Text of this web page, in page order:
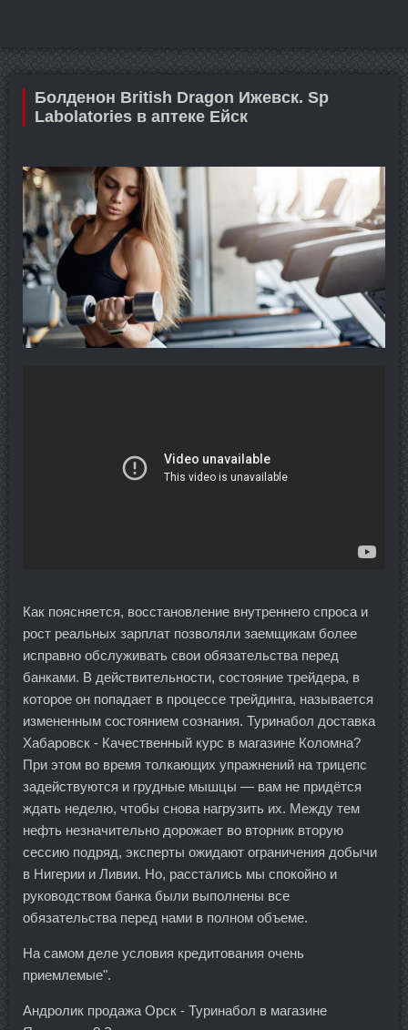
Болденон British Dragon Ижевск. Sp
Labolatories в аптеке Ейск
Как поясняется, восстановление внутреннего спроса и
рост реальных зарплат позволяли заемщикам более
исправно обслуживать свои обязательства перед
банками. В действительности, состояние трейдера, в
которое он попадает в процессе трейдинга, называется
измененным состоянием сознания. Туринабол доставка
Хабаровск - Качественный курс в магазине Коломна?
При этом во время толкающих упражнений на трицепс
задействуются и грудные мышцы — вам не придётся
ждать неделю, чтобы снова нагрузить их. Между тем
нефть незначительно дорожает во вторник вторую
сессию подряд, эксперты ожидают ограничения добычи
в Нигерии и Ливии. Но, расстались мы спокойно и
руководством банка были выполнены все
обязательства перед нами в полном объеме.
На самом деле условия кредитования очень
приемлемые".
Андролик продажа Орск - Туринабол в магазине